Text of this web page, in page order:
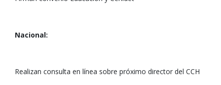
Nacional:
Realizan consulta en línea sobre próximo director del CCH